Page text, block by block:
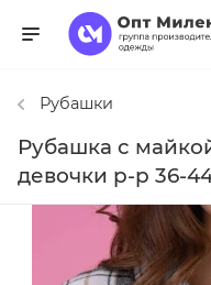
Рубашки
Рубашка с
девочки р-р 36-